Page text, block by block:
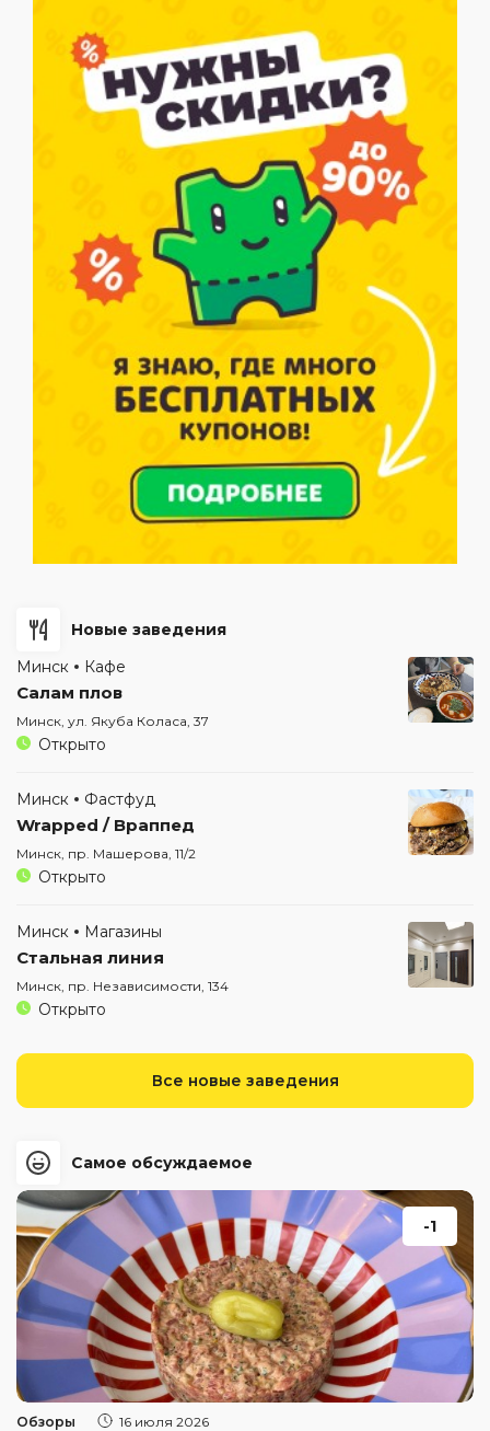
Новые заведения
Минск
Кафе
Салам плов
Минск, ул. Якуба Коласа, 37
Открыто
Минск Фастфуд
Wrapped / Враппед
Минск, пр. Машерова, 11/2
Открыто
Минск Магазины
Стальная линия
Минск, пр. Независимости, 134
Открыто
Все новые заведения
Самое обсуждаемое
-1
Обзоры 16 июля 2026